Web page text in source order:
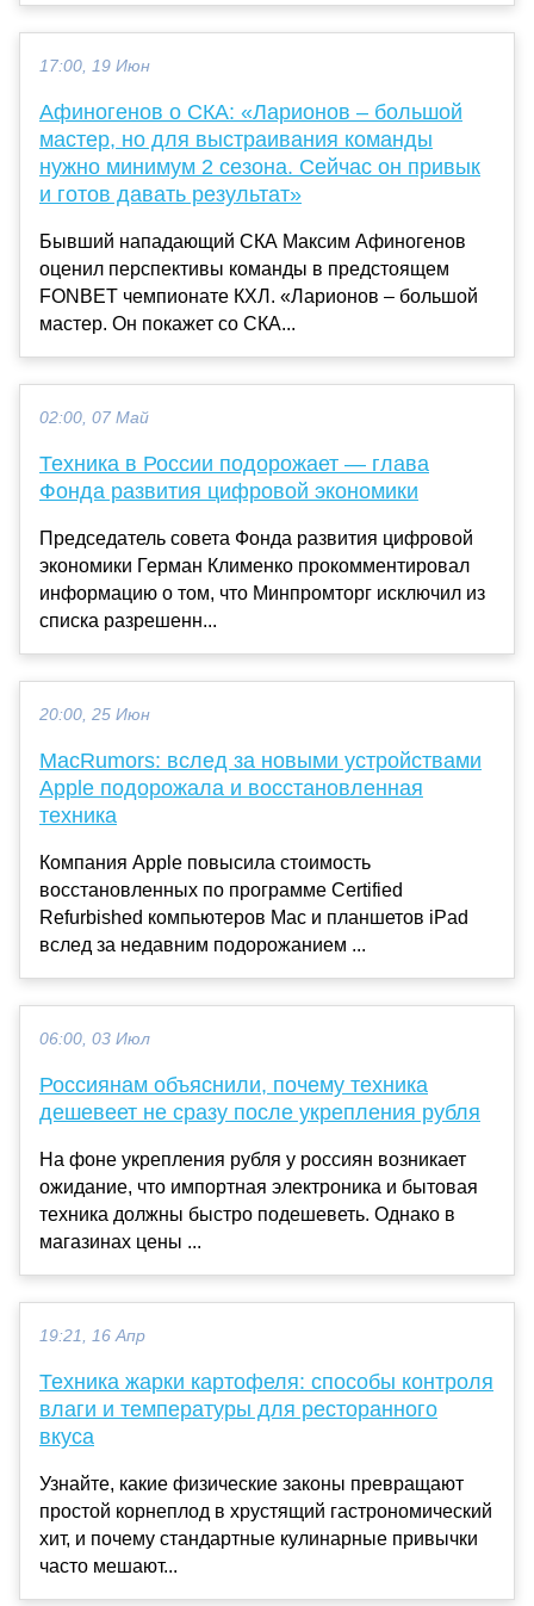
17:00, 19 Июн
Афиногенов о СКА: «Ларионов – большой
мастер, но для выстраивания команды
нужно минимум 2 сезона. Сейчас он привык
и готов давать результат»
Бывший нападающий СКА Максим Афиногенов
оценил перспективы команды в предстоящем
FONBET чемпионате КХЛ. «Ларионов – большой
мастер. Он покажет со СКА...
02:00, 07 Май
Техника в России подорожает — глава
Фонда развития цифровой экономики
Председатель совета Фонда развития цифровой
экономики Герман Клименко прокомментировал
информацию о том, что Минпромторг исключил из
списка разрешенн...
20:00, 25 Июн
MacRumors: вслед за новыми устройствами
Apple подорожала и восстановленная
техника
Компания Apple повысила стоимость
восстановленных по программе Certified
Refurbished компьютеров Mac и планшетов iPad
вслед за недавним подорожанием ...
06:00, 03 Июл
Россиянам объяснили, почему техника
дешевеет не сразу после укрепления рубля
На фоне укрепления рубля у россиян возникает
ожидание, что импортная электроника и бытовая
техника должны быстро подешеветь. Однако в
магазинах цены ...
19:21, 16 Апр
Техника жарки картофеля: способы контроля
влаги и температуры для ресторанного
вкуса
Узнайте, какие физические законы превращают
простой корнеплод в хрустящий гастрономический
хит, и почему стандартные кулинарные привычки
часто мешают...